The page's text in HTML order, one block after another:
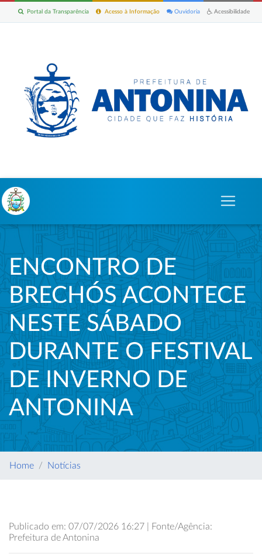
Acessibilidade
Ouvidoria
Acesso à Informação
Portal da Transparência
ENCONTRO DE
BRECHÓS ACONTECE
NESTE SÁBADO
DURANTE O FESTIVAL
DE INVERNO DE
ANTONINA
Home Notícias
Publicado em: 07/07/2026 16:27 | Fonte/Agência:
Prefeitura de Antonina